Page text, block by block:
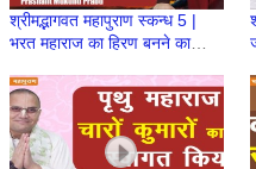
श्रीमद्भागवत महापुराण स्कन्ध 5 |
भरत महाराज का हिरण बनने का
Mukund Prabhu